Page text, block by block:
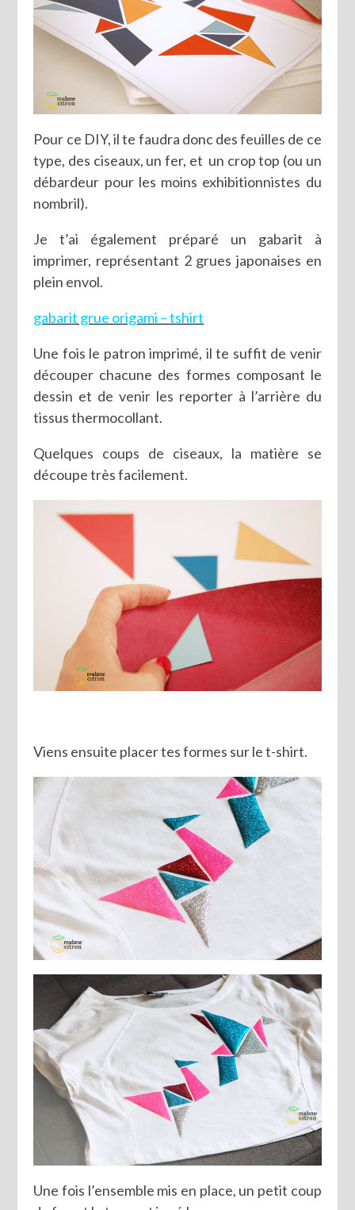
Pour ce DIY, il te faudra donc des feuilles de ce
type, des ciseaux, un fer, et un crop top (ou un
débardeur pour les moins exhibitionnistes du
nombril).
Je t’ai également préparé un gabarit à
imprimer, représentant 2 grues japonaises en
plein envol.
gabarit grue origami – tshirt
Une fois le patron imprimé, il te suffit de venir
découper chacune des formes composant le
dessin et de venir les reporter à l’arrière du
tissus thermocollant.
Quelques coups de ciseaux, la matière se
découpe très facilement.
Viens ensuite placer tes formes sur le t-shirt.
Une fois l’ensemble mis en place, un petit coup